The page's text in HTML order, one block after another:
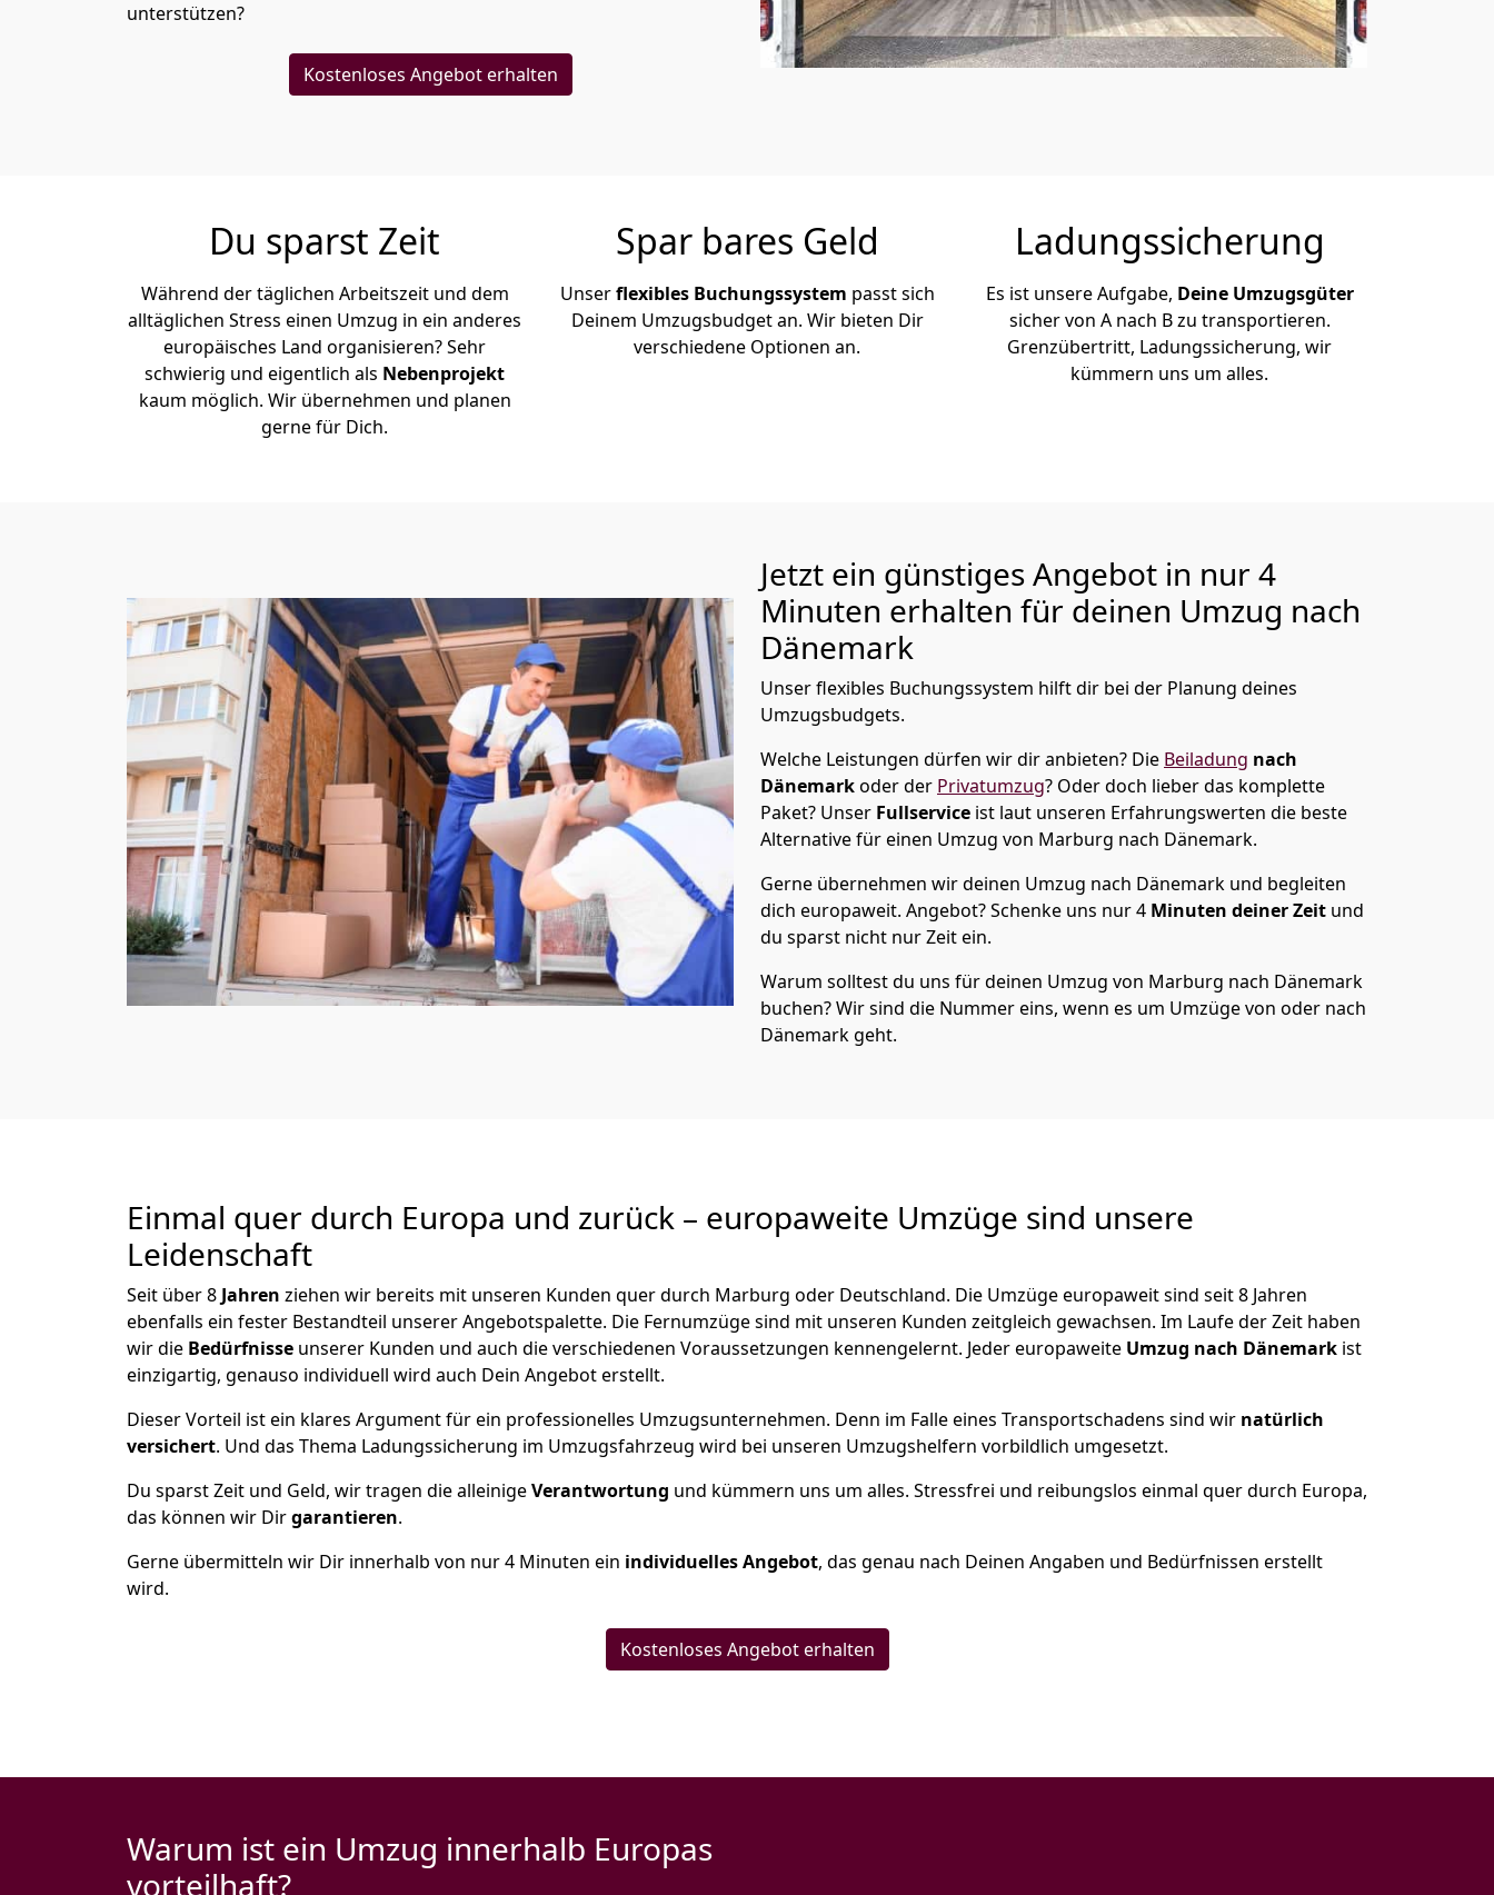
unterstützen?
Kostenloses Angebot erhalten
Du sparst Zeit
Während der täglichen Arbeitszeit und dem
alltäglichen Stress einen Umzug in ein anderes
europäisches Land organisieren? Sehr
schwierig und eigentlich als Nebenprojekt
kaum möglich. Wir übernehmen und planen
gerne für Dich.
Spar bares Geld
Unserflexibles Buchungssystem passt sich
Deinem Umzugsbudget an. Wir bieten Dir
verschiedene Optionen an.
Ladungssicherung
Es ist unsere Aufgabe, Deine Umzugsgüter
sicher von A nach B zu transportieren.
Grenzübertritt, Ladungssicherung, wir
kümmern uns um alles.
Jetzt ein günstiges Angebot in nur 4
Minuten erhalten für deinen Umzug nach
Dänemark
Unser flexibles Buchungssystem hilft dir bei der Planung deines
Umzugsbudgets.
Welche Leistungen dürfen wir dir anbieten? Die Beiladung nach
Dänemarkoder der Privatumzug? Oder doch lieber das komplette
Paket? Unser Fullservice ist laut unseren Erfahrungswerten die beste
Alternative für einen Umzug von Marburg nach Dänemark.
Gerne übernehmen wir deinen Umzug nach Dänemark und begleiten
dich europaweit. Angebot? Schenke uns nur4 Minuten deiner Zeit und
du sparst nicht nur Zeit ein.
Warum solltest du uns für deinen Umzug von Marburg nach Dänemark
buchen? Wir sind die Nummer eins, wenn es um Umzüge von oder nach
Dänemark geht.
Einmal quer durch Europa und zurück – europaweite Umzüge sind unsere
Leidenschaft
Seit über8 Jahren ziehen wir bereits mit unseren Kunden quer durch Marburg oder Deutschland. Die Umzüge europaweit sind seit8 Jahren
ebenfalls ein fester Bestandteil unserer Angebotspalette. Die Fernumzüge sind mit unseren Kunden zeitgleich gewachsen. Im Laufe der Zeit haben
wir die Bedürfnisse unserer Kunden und auch die verschiedenen Voraussetzungen kennengelernt. Jeder europaweite Umzug nach Dänemark ist
einzigartig, genauso individuell wird auch Dein Angebot erstellt.
Dieser Vorteil ist ein klares Argument für ein professionelles Umzugsunternehmen. Denn im Falle eines Transportschadens sind wir natürlich
versichert. Und das Thema Ladungssicherung im Umzugsfahrzeug wird bei unseren Umzugshelfern vorbildlich umgesetzt.
Du sparst Zeit und Geld, wir tragen die alleinigeVerantwortung und kümmern uns um alles. Stressfrei und reibungslos einmal quer durch Europa,
das können wir Dirgarantieren.
Gerne übermitteln wir Dir innerhalb von nur4 Minuten ein individuelles Angebot, das genau nach Deinen Angaben und Bedürfnissen erstellt
wird.
Kostenloses Angebot erhalten
Warum ist ein Umzug innerhalb Europas
vorteilhaft?